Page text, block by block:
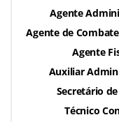
Agente
Agente de
Agente
Auxiliar
Secretário
Técnico